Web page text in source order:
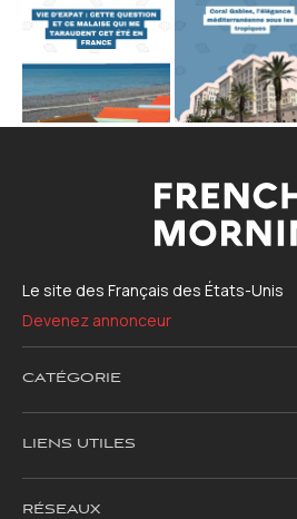
Le site des Français des États-Unis
Devenez annonceur
CATÉGORIE
LIENS UTILES
RÉSEAUX